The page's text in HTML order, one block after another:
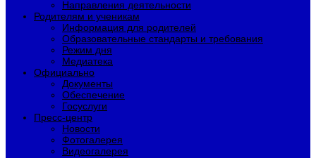
Направления деятельности
Родителям и ученикам
Информация для родителей
Образовательные стандарты и требования
Режим дня
Медиатека
Официально
Документы
Обеспечение
Госуслуги
Пресс-центр
Новости
Фотогалерея
Видеогалерея